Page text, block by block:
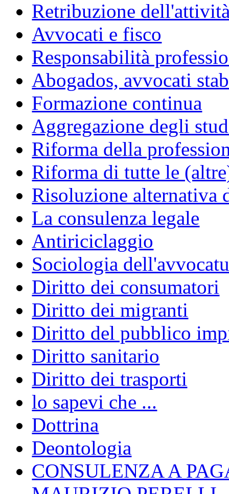
Retribuzione
Avvocati e fisco
Responsabilità
Abogados, avvocati
Formazione continua
Aggregazione degli
Riforma della
Riforma di tutte le
Risoluzione alternativa
La consulenza legale
Antiriciclaggio
Sociologia
Diritto dei consumatori
Diritto dei migranti
Diritto del pubblico
Diritto sanitario
Diritto dei trasporti
lo sapevi che ...
Dottrina
Deontologia
CONSULENZA A